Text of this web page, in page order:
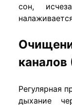
сон,
Регулярная
дыхание